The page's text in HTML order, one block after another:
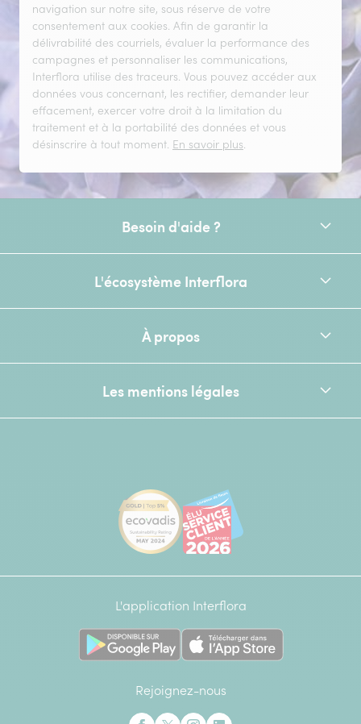
navigation sur notre site, sous réserve de votre
consentement aux cookies. Afin de garantir la
délivrabilité des courriels, évaluer la performance des
campagnes et personnaliser les communications,
Interflora utilise des traceurs. Vous pouvez accéder aux
données vous concernant, les rectifier, demander leur
effacement, exercer votre droit à la limitation du
traitement et à la portabilité des données et vous
désinscrire à tout moment. En savoir plus.
Besoin d'aide ?
L'écosystème Interflora
À propos
Les mentions légales
[Ecovadis Gold Badge - Top 5%
L'application Interflora
Rejoignez-nous